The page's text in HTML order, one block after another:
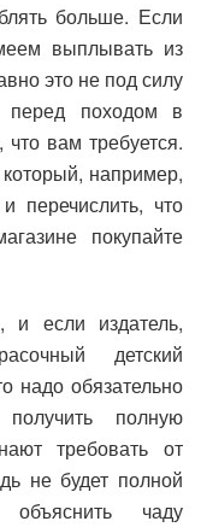
больше. Если
выплывать из
это не под силу
перед походом в
что вам требуется.
например,
перечислить, что
покупайте
и если издатель,
детский
надо обязательно
полную
требовать от
не будет полной
чаду